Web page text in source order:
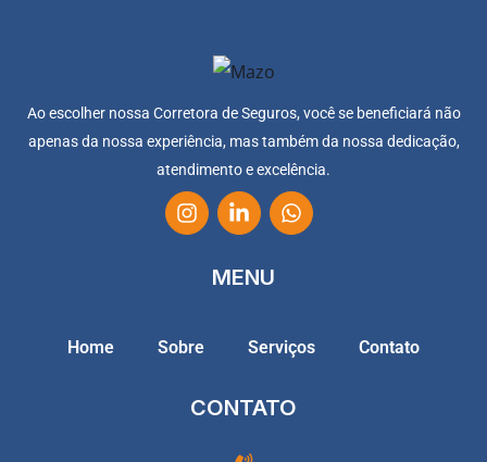
Ao escolher nossa Corretora de Seguros, você se beneficiará não
apenas da nossa experiência, mas também da nossa dedicação,
atendimento e excelência.
MENU
Home Sobre Serviços Contato
CONTATO